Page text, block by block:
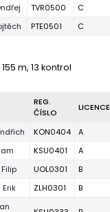
TVR0500 C
PTE0501 C
m, 13 kontrol
REG.
ČÍSLO
LICENCE
KON0404 A
KSU0401 A
UOL0301 B
ZLH0301 B